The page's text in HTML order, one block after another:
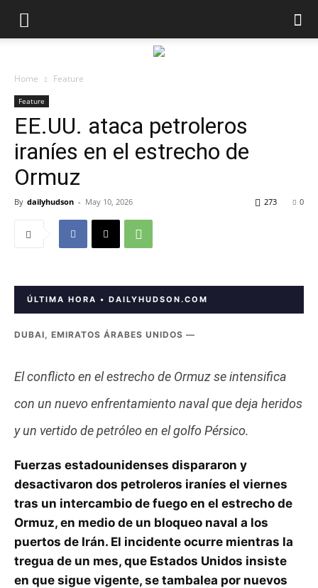
Home Feature
Feature
EE.UU. ataca petroleros
iraníes en el estrecho de
Ormuz
By dailyhudson - May 10, 2026 0
273
ÚLTIMA HORA • DAILYHUDSON.COM
DUBAI, EMIRATOS ÁRABES UNIDOS —
El conflicto en el estrecho de Ormuz se intensifica
con un nuevo enfrentamiento naval que deja heridos
y un vertido de petróleo en el golfo Pérsico.
Fuerzas estadounidenses dispararon y
desactivaron dos petroleros iraníes el viernes
tras un intercambio de fuego en el estrecho de
Ormuz, en medio de un bloqueo naval a los
puertos de Irán. El incidente ocurre mientras la
tregua de un mes, que Estados Unidos insiste
en que sigue vigente, se tambalea por nuevos